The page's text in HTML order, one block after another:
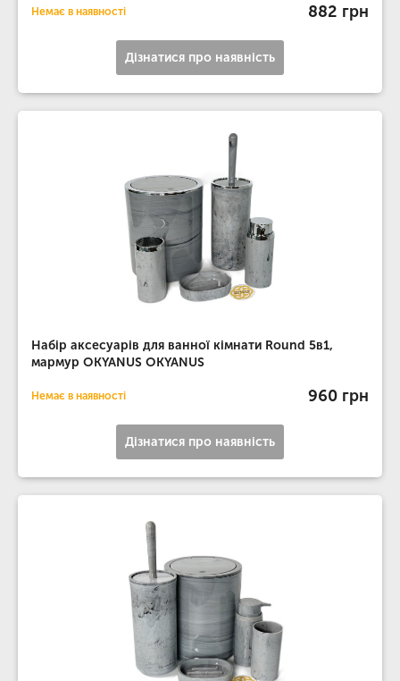
Немає в наявності 882 грн
Дізнатися про наявність
Набір аксесуарів для ванної кімнати Round 5в1,
мармур OKYANUS OKYANUS
Немає в наявності 960 грн
Дізнатися про наявність